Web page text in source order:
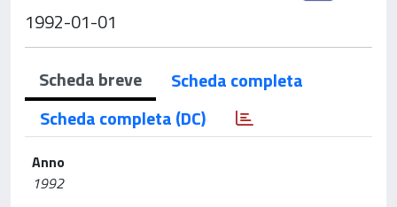
1992-01-01
Scheda breve
Scheda completa
Scheda completa (DC)
Anno
1992